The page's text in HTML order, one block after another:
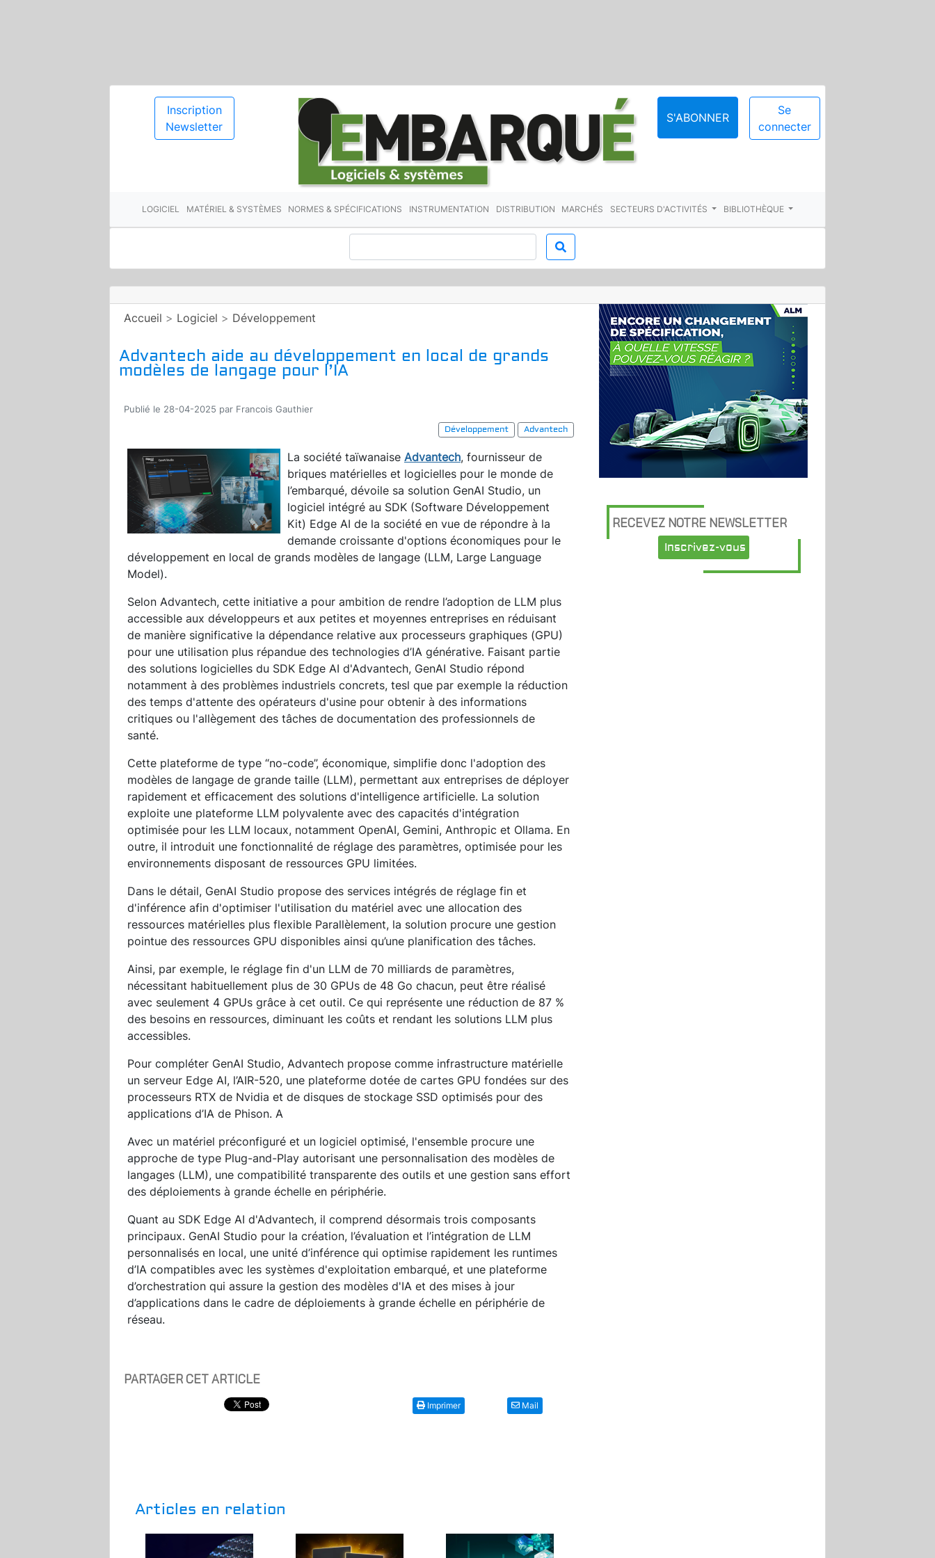
Inscription
Newsletter
S'ABONNER
Se
connecter
LOGICIEL MATÉRIEL & SYSTÈMES NORMES & SPÉCIFICATIONS INSTRUMENTATION DISTRIBUTION MARCHÉS SECTEURS D'ACTIVITÉS BIBLIOTHÈQUE
Accueil > Logiciel > Développement
Advantech aide au développement en local de grands
modèles de langage pour l’IA
Publié le 28-04-2025 par Francois Gauthier
Développement
Advantech
La société taïwanaise Advantech, fournisseur de
briques matérielles et logicielles pour le monde de
l’embarqué, dévoile sa solution GenAI Studio, un
logiciel intégré au SDK (Software Développement
Kit) Edge AI de la société en vue de répondre à la
demande croissante d'options économiques pour le
développement en local de grands modèles de langage (LLM, Large Language
Model).
Selon Advantech, cette initiative a pour ambition de rendre l’adoption de LLM plus
accessible aux développeurs et aux petites et moyennes entreprises en réduisant
de manière significative la dépendance relative aux processeurs graphiques (GPU)
pour une utilisation plus répandue des technologies d’IA générative. Faisant partie
des solutions logicielles du SDK Edge AI d'Advantech, GenAI Studio répond
notamment à des problèmes industriels concrets, tesl que par exemple la réduction
des temps d'attente des opérateurs d'usine pour obtenir à des informations
critiques ou l'allègement des tâches de documentation des professionnels de
santé.
Cette plateforme de type “no-code”, économique, simplifie donc l'adoption des
modèles de langage de grande taille (LLM), permettant aux entreprises de déployer
rapidement et efficacement des solutions d'intelligence artificielle. La solution
exploite une plateforme LLM polyvalente avec des capacités d'intégration
optimisée pour les LLM locaux, notamment OpenAI, Gemini, Anthropic et Ollama. En
outre, il introduit une fonctionnalité de réglage des paramètres, optimisée pour les
environnements disposant de ressources GPU limitées.
Dans le détail, GenAI Studio propose des services intégrés de réglage fin et
d'inférence afin d'optimiser l'utilisation du matériel avec une allocation des
ressources matérielles plus flexible Parallèlement, la solution procure une gestion
pointue des ressources GPU disponibles ainsi qu’une planification des tâches.
Ainsi, par exemple, le réglage fin d'un LLM de 70 milliards de paramètres,
nécessitant habituellement plus de 30 GPUs de 48 Go chacun, peut être réalisé
avec seulement 4 GPUs grâce à cet outil. Ce qui représente une réduction de 87 %
des besoins en ressources, diminuant les coûts et rendant les solutions LLM plus
accessibles.
Pour compléter GenAI Studio, Advantech propose comme infrastructure matérielle
un serveur Edge AI, l’AIR-520, une plateforme dotée de cartes GPU fondées sur des
processeurs RTX de Nvidia et de disques de stockage SSD optimisés pour des
applications d’IA de Phison. A
Avec un matériel préconfiguré et un logiciel optimisé, l'ensemble procure une
approche de type Plug-and-Play autorisant une personnalisation des modèles de
langages (LLM), une compatibilité transparente des outils et une gestion sans effort
des déploiements à grande échelle en périphérie.
Quant au SDK Edge AI d'Advantech, il comprend désormais trois composants
principaux. GenAI Studio pour la création, l’évaluation et l’intégration de LLM
personnalisés en local, une unité d’inférence qui optimise rapidement les runtimes
d’IA compatibles avec les systèmes d'exploitation embarqué, et une plateforme
d’orchestration qui assure la gestion des modèles d'IA et des mises à jour
d’applications dans le cadre de déploiements à grande échelle en périphérie de
réseau.
PARTAGER CET ARTICLE
Imprimer Mail
Articles en relation
RECEVEZ NOTRE NEWSLETTER
Inscrivez-vous